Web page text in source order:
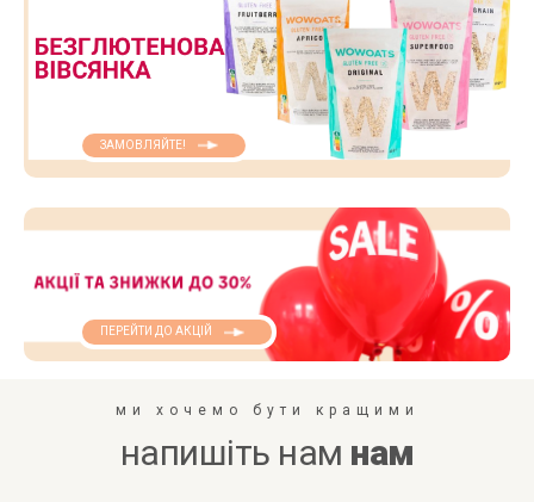
ЗАМОВЛЯЙТЕ!
ПЕРЕЙТИ ДО АКЦІЙ
ми хочемо бути кращими
напишіть нам нам